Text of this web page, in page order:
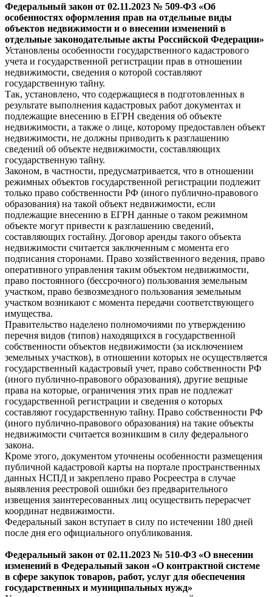
Федеральный закон от 02.11.2023 № 509-ФЗ «Об
особенностях оформления прав на отдельные виды
объектов недвижимости и о внесении изменений в
отдельные законодательные акты Российской Федерации»
Установлены особенности государственного кадастрового
учета и государственной регистрации прав в отношении
недвижимости, сведения о которой составляют
государственную тайну.
Так, установлено, что содержащиеся в подготовленных в
результате выполнения кадастровых работ документах и
подлежащие внесению в ЕГРН сведения об объекте
недвижимости, а также о лице, которому предоставлен объект
недвижимости, не должны приводить к разглашению
сведений об объекте недвижимости, составляющих
государственную тайну.
Законом, в частности, предусматривается, что в отношении
режимных объектов государственной регистрации подлежит
только право собственности РФ (иного публично-правового
образования) на такой объект недвижимости, если
подлежащие внесению в ЕГРН данные о таком режимном
объекте могут привести к разглашению сведений,
составляющих гостайну. Договор аренды такого объекта
недвижимости считается заключенным с момента его
подписания сторонами. Право хозяйственного ведения, право
оперативного управления таким объектом недвижимости,
право постоянного (бессрочного) пользования земельным
участком, право безвозмездного пользования земельным
участком возникают с момента передачи соответствующего
имущества.
Правительство наделено полномочиями по утверждению
перечня видов (типов) находящихся в государственной
собственности объектов недвижимости (за исключением
земельных участков), в отношении которых не осуществляется
государственный кадастровый учет, право собственности РФ
(иного публично-правового образования), другие вещные
права на которые, ограничения этих прав не подлежат
государственной регистрации и сведения о которых
составляют государственную тайну. Право собственности РФ
(иного публично-правового образования) на такие объекты
недвижимости считается возникшим в силу федерального
закона.
Кроме этого, документом уточнены особенности размещения
публичной кадастровой карты на портале пространственных
данных НСПД и закреплено право Росреестра в случае
выявления реестровой ошибки без предварительного
извещения заинтересованных лиц осуществить перерасчет
координат недвижимости.
Федеральный закон вступает в силу по истечении 180 дней
после дня его официального опубликования.
Федеральный закон от 02.11.2023 № 510-ФЗ «О внесении
изменений в Федеральный закон «О контрактной системе
в сфере закупок товаров, работ, услуг для обеспечения
государственных и муниципальных нужд»